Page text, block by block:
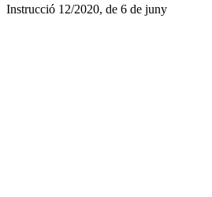
Instrucció 12/2020, de 6 de juny